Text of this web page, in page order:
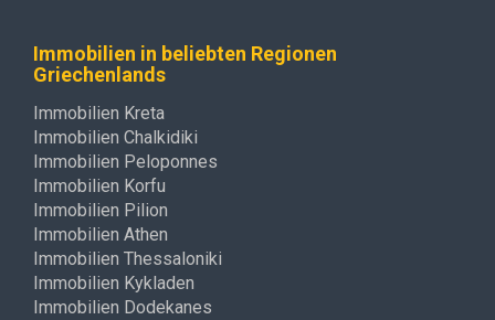
Immobilien in beliebten Regionen
Griechenlands
Immobilien Kreta
Immobilien Chalkidiki
Immobilien Peloponnes
Immobilien Korfu
Immobilien Pilion
Immobilien Athen
Immobilien Thessaloniki
Immobilien Kykladen
Immobilien Dodekanes